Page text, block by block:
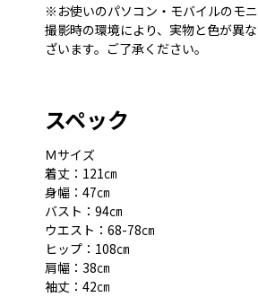
※お使いのパソコン・モバイルのモニ
撮影時の環境により、実物と色が異
ざいます。ご了承ください。
スペック
Ｍサイズ
着丈：121㎝
身幅：47㎝
バスト：94㎝
ウエスト：68-78㎝
ヒップ：108㎝
肩幅：38㎝
袖丈：42㎝